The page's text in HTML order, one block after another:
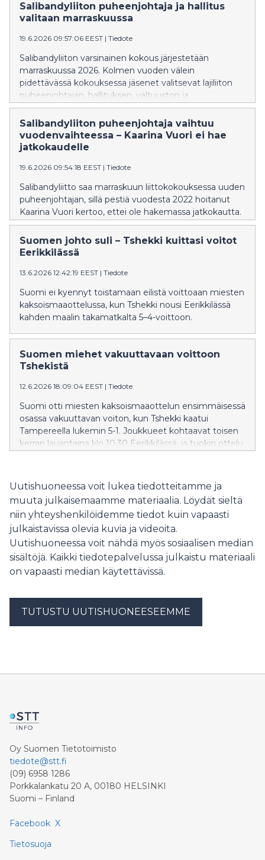
Salibandyliiton puheenjohtaja ja hallitus
valitaan marraskuussa
19.6.2026 09:57:06 EEST | Tiedote
Salibandyliiton varsinainen kokous järjestetään
marraskuussa 2026. Kolmen vuoden välein
pidettävässä kokouksessa jäsenet valitsevat lajiliiton
puheenjohtajan, hallituksen, valtuuston ja
valituslautakunnan toimikaudelle 2027–2029.
Salibandyliiton puheenjohtaja vaihtuu
vuodenvaihteessa – Kaarina Vuori ei hae
jatkokaudelle
19.6.2026 09:54:18 EEST | Tiedote
Salibandyliitto saa marraskuun liittokokouksessa uuden
puheenjohtajan, sillä pestiä vuodesta 2022 hoitanut
Kaarina Vuori kertoo, ettei ole hakemassa jatkokautta.
Suomen johto suli – Tshekki kuittasi voitot
Eerikkilässä
13.6.2026 12:42:19 EEST | Tiedote
Suomi ei kyennyt toistamaan eilistä voittoaan miesten
kaksoismaaottelussa, kun Tshekki nousi Eerikkilässä
kahden maalin takamatkalta 5–4-voittoon.
Suomen miehet vakuuttavaan voittoon
Tshekistä
12.6.2026 18:09:04 EEST | Tiedote
Suomi otti miesten kaksoismaaottelun ensimmäisessä
osassa vakuuttavan voiton, kun Tshekki kaatui
Tampereella lukemin 5-1. Joukkueet kohtaavat toisen
kerran lauantaina klo 10.30 Eerikkilässä, ja tuokin ottelu
Uutishuoneessa voit lukea tiedotteitamme ja
muuta julkaisemaamme materiaalia. Löydät sieltä
niin yhteyshenkilöidemme tiedot kuin vapaasti
julkaistavissa olevia kuvia ja videoita.
Uutishuoneessa voit nähdä myös sosiaalisen median
sisältöjä. Kaikki tiedotepalvelussa julkaistu materiaali
on vapaasti median käytettävissä.
TUTUSTU UUTISHUONEESEEMME
Oy Suomen Tietotoimisto
tiedote@stt.fi
(09) 6958 1286
Porkkalankatu 20 A, 00180 HELSINKI
Suomi – Finland
Facebook X
Tietosuoja